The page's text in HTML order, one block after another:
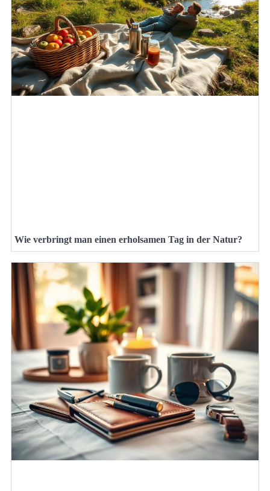
Wie verbringt man einen erholsamen Tag in der Natur?